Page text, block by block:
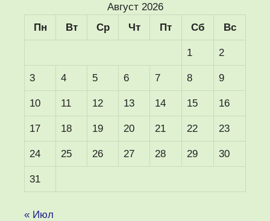
Август 2026
Пн
Вт Ср Чт Пт Сб Вс
1 2
3 4 5 6 7 8 9
10 11 12 13 14 15 16
17 18 19 20 21 22 23
24 25 26 27 28 29 30
31
« Июл